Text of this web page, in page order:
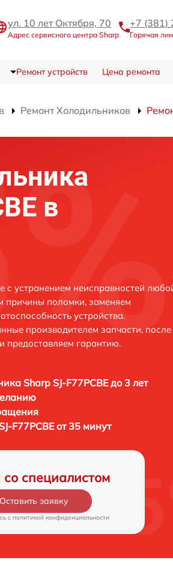
ул. 10 лет Октября, 70
Адрес сервисного центра Sharp
+7 (381)
Горячая
Ремонт устройств Цена ремонта
Ремонт Холодильников
в
с устранением неисправностей
причины поломки, заменяем
устройства.
производителем запчасти, после
предоставляем гарантию.
Sharp SJ-F77PCBE до 3 лет
F77PCBE от 35 минут
со специалистом
Оставить заявку
c политикой конфиденциальности